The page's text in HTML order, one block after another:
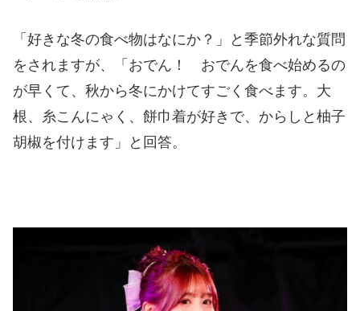
「好きな冬の食べ物はなにか？」と季節外れな質問
をされますが、「おでん！ おでんを食べ始めるの
が早くて、秋から冬にかけてすごく食べます。大
根、糸こんにゃく、餅巾着が好きで、からしと柚子
胡椒を付けます」と回答。